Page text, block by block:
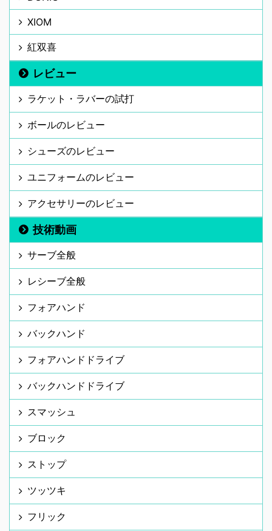
XIOM
紅双喜
レビュー
ラケット・ラバーの試打
ボールのレビュー
シューズのレビュー
ユニフォームのレビュー
アクセサリーのレビュー
技術動画
サーブ全般
レシーブ全般
フォアハンド
バックハンド
フォアハンドドライブ
バックハンドドライブ
スマッシュ
ブロック
ストップ
ツッツキ
フリック